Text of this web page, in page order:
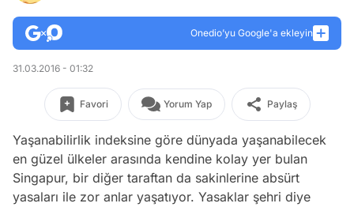
Onedio’yu Google'a ekleyin
31.03.2016 - 01:32
Favori Yorum Yap Paylaş
Yaşanabilirlik indeksine göre dünyada yaşanabilecek
en güzel ülkeler arasında kendine kolay yer bulan
Singapur, bir diğer taraftan da sakinlerine absürt
yasaları ile zor anlar yaşatıyor. Yasaklar şehri diye